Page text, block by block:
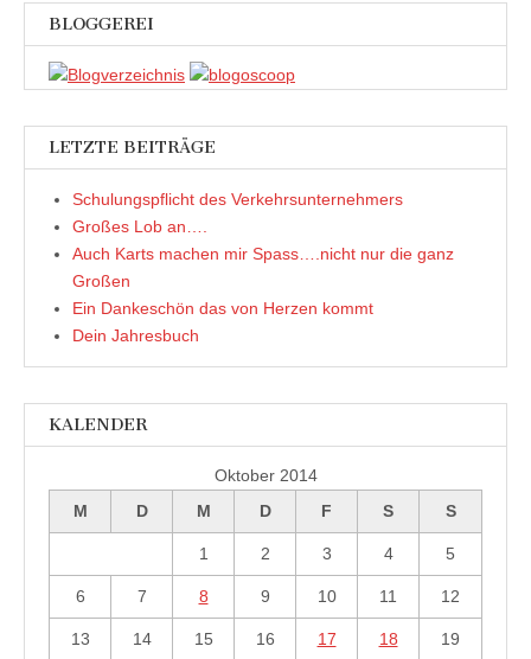
BLOGGEREI
LETZTE BEITRÄGE
Schulungspflicht des Verkehrsunternehmers
Großes Lob an….
Auch Karts machen mir Spass….nicht nur die ganz
Großen
Ein Dankeschön das von Herzen kommt
Dein Jahresbuch
KALENDER
Oktober 2014
M
D M D F S S
1 2 3 4 5
6 7 8 9 10 11 12
13 14 15 16 17 18 19